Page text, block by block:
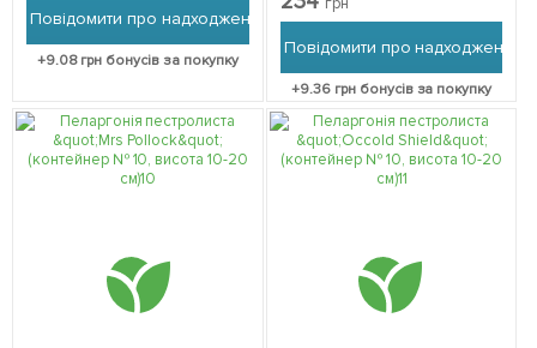
Повідомити про надходження
+9.08грн бонусів за покупку
саджанець в упаковці
Повідомити про надходження
+9.36грн бонусів за покупку